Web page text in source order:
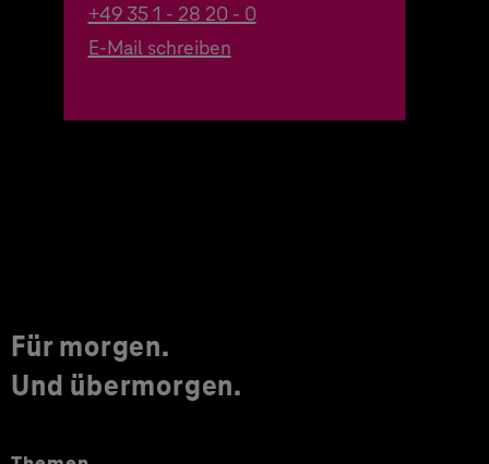
+49 35 1 - 28 20 - 0
E-Mail schreiben
Für morgen.
Und übermorgen.